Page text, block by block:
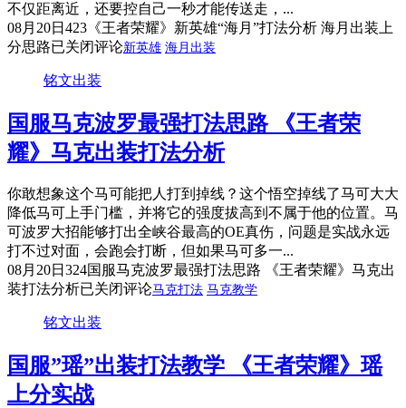
不仅距离近，还要控自己一秒才能传送走，...
08月20日 423 《王者荣耀》新英雄“海月”打法分析 海月出装上
分思路已关闭评论新英雄 海月出装
铭文出装
国服马克波罗最强打法思路 《王者荣
耀》马克出装打法分析
你敢想象这个马可能把人打到掉线？这个悟空掉线了马可大大
降低马可上手门槛，并将它的强度拔高到不属于他的位置。马
可波罗大招能够打出全峡谷最高的OE真伤，问题是实战永远
打不过对面，会跑会打断，但如果马可多一...
08月20日 324国服马克波罗最强打法思路 《王者荣耀》马克出
装打法分析已关闭评论马克打法 马克教学
铭文出装
国服”瑶”出装打法教学 《王者荣耀》瑶
上分实战